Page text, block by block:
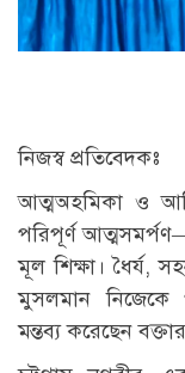
নিজস্ব প্রতিবেদকঃ
আত্মঅহমিকা ও
পরিপূর্ণ
মূল শিক্ষা। ধৈর্য,
মুসলমান নিজেকে
মন্তব্য করেছেন